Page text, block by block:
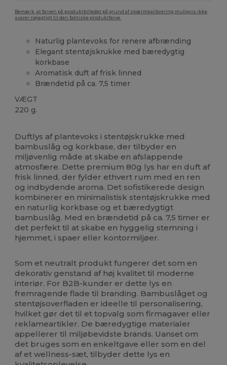
Bemærk, at farven på produktbilledet på grund af skærmkalibrering muligvis ikke
svarer nøjagtigt til den faktiske produktfarve.
Naturlig plantevoks for renere afbrænding
Elegant stentøjskrukke med bæredygtig
korkbase
Aromatisk duft af frisk linned
Brændetid på ca. 7,5 timer
VÆGT
220 g.
Duftlys af plantevoks i stentøjskrukke med
bambuslåg og korkbase, der tilbyder en
miljøvenlig måde at skabe en afslappende
atmosfære. Dette premium 80g lys har en duft af
frisk linned, der fylder ethvert rum med en ren
og indbydende aroma. Det sofistikerede design
kombinerer en minimalistisk stentøjskrukke med
en naturlig korkbase og et bæredygtigt
bambuslåg. Med en brændetid på ca. 7,5 timer er
det perfekt til at skabe en hyggelig stemning i
hjemmet, i spaer eller kontormiljøer.
Som et neutralt produkt fungerer det som en
dekorativ genstand af høj kvalitet til moderne
interiør. For B2B-kunder er dette lys en
fremragende flade til branding. Bambuslåget og
stentøjsoverfladen er ideelle til personalisering,
hvilket gør det til et topvalg som firmagaver eller
reklameartikler. De bæredygtige materialer
appellerer til miljøbevidste brands. Uanset om
det bruges som en enkeltgave eller som en del
af et wellness-sæt, tilbyder dette lys en